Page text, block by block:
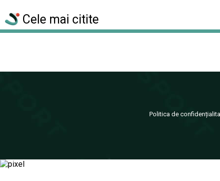
Cele mai citite
Politica de